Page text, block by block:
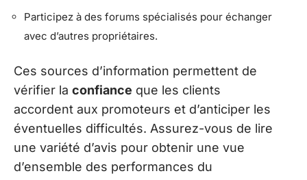
Participez à des forums spécialisés pour échanger
avec d’autres propriétaires.
Ces sources d’information permettent de
vérifier la confiance que les clients
accordent aux promoteurs et d’anticiper les
éventuelles difficultés. Assurez-vous de lire
une variété d’avis pour obtenir une vue
d’ensemble des performances du